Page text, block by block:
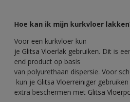
Hoe kan ik mijn kurkvloer
Voor een kurkvloer kun
je Glitsa Vloerlak gebruiken. Dit is
end product op basis
van polyurethaan dispersie. Voor
kun je Glitsa Vloerreiniger
extra beschermen met Glitsa